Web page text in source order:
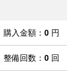
購入金額： 0 円
整備回数： 0 回